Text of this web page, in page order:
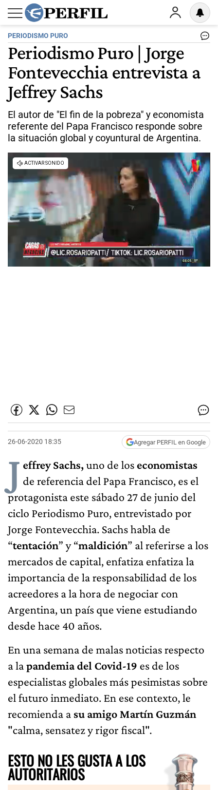
PERIODISMO PURO
Periodismo Puro | Jorge
Fontevecchia entrevista a
Jeffrey Sachs
El autor de "El fin de la pobreza" y economista
referente del Papa Francisco responde sobre
la situación global y coyuntural de Argentina.
26-06-2020 18:35 Agregar PERFIL en Google
J effrey Sachs,uno de los economistas
de referencia del Papa Francisco, es el
protagonista este sábado 27 de junio del
ciclo Periodismo Puro, entrevistado por
Jorge Fontevecchia. Sachs habla de
“tentación” y “maldición” al referirse a los
mercados de capital, enfatiza enfatiza la
importancia de la responsabilidad de los
acreedores a la hora de negociar con
Argentina, un país que viene estudiando
desde hace 40 años.
En una semana de malas noticias respecto
a lapandemia del Covid-19 es de los
especialistas globales más pesimistas sobre
el futuro inmediato. En ese contexto, le
recomienda a su amigo Martín Guzmán
"calma, sensatez y rigor fiscal".
ESTO NO LES GUSTA A LOS
AUTORITARIOS